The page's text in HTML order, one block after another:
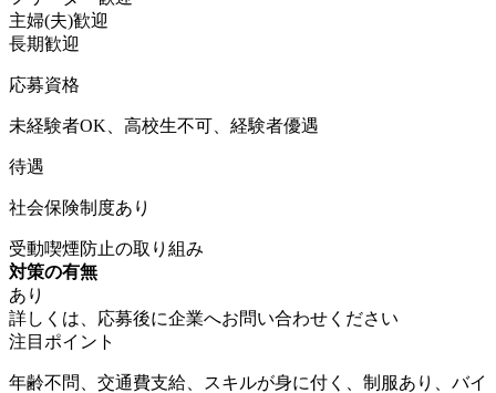
主婦(夫)歓迎
長期歓迎
応募資格
未経験者OK、高校生不可、経験者優遇
待遇
社会保険制度あり
受動喫煙防止の取り組み
対策の有無
あり
詳しくは、応募後に企業へお問い合わせください
注目ポイント
年齢不問、交通費支給、スキルが身に付く、制服あり、バイ